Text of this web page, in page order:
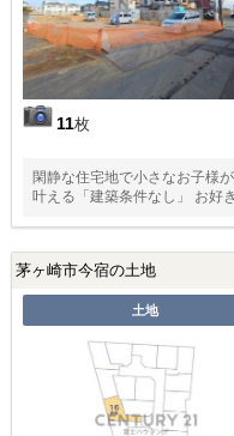
11枚
閑静な住宅地で小さなお子様
叶える「建築条件なし」 お好
茅ヶ崎市今宿の土地
土地